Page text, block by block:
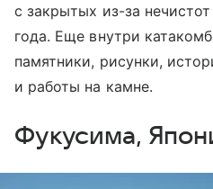
с закрытых из-за
года. Еще внутри
памятники, рисунки,
и работы на камне.
Фукусима,